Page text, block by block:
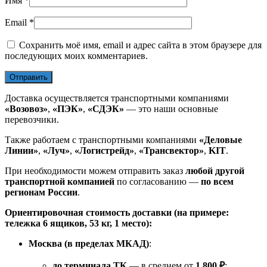
Email *
Сохранить моё имя, email и адрес сайта в этом браузере для
последующих моих комментариев.
Доставка осуществляется транспортными компаниями
«Возовоз», «ПЭК», «СДЭК» — это наши основные
перевозчики.
Также работаем с транспортными компаниями «Деловые
Линии», «Луч», «Логистрейд», «Трансвектор», KIT.
При необходимости можем отправить заказ любой другой
транспортной компанией по согласованию — по всем
регионам России.
Ориентировочная стоимость доставки (на примере:
тележка 6 ящиков, 53 кг, 1 место):
Москва (в пределах МКАД):